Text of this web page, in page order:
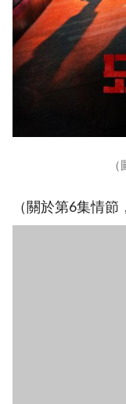
（關於第6集情節